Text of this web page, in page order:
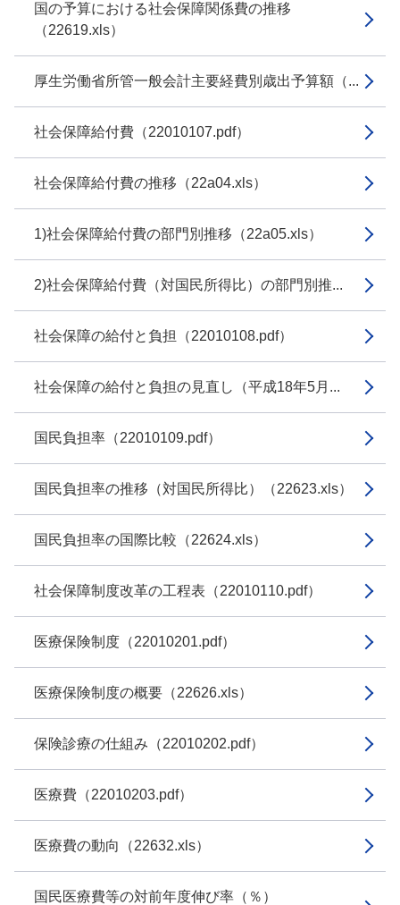
国の予算における社会保障関係費の推移
（22619.xls）
厚生労働省所管一般会計主要経費別歳出予算額（...
社会保障給付費（22010107.pdf）
社会保障給付費の推移（22a04.xls）
1)社会保障給付費の部門別推移（22a05.xls）
2)社会保障給付費（対国民所得比）の部門別推...
社会保障の給付と負担（22010108.pdf）
社会保障の給付と負担の見直し（平成18年5月...
国民負担率（22010109.pdf）
国民負担率の推移（対国民所得比）（22623.xls）
国民負担率の国際比較（22624.xls）
社会保障制度改革の工程表（22010110.pdf）
医療保険制度（22010201.pdf）
医療保険制度の概要（22626.xls）
保険診療の仕組み（22010202.pdf）
医療費（22010203.pdf）
医療費の動向（22632.xls）
国民医療費等の対前年度伸び率（％）